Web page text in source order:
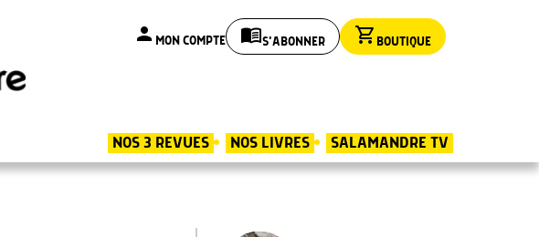
person MON COMPTE menu_bookS'ABONNER shopping_cart BOUTIQUE
NOS 3 REVUES NOS LIVRES SALAMANDRE TV